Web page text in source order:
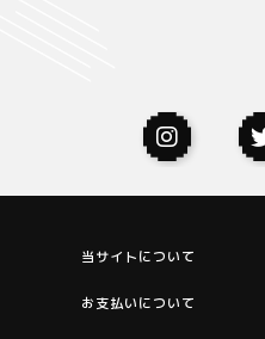
当サイトについて
お支払いについて